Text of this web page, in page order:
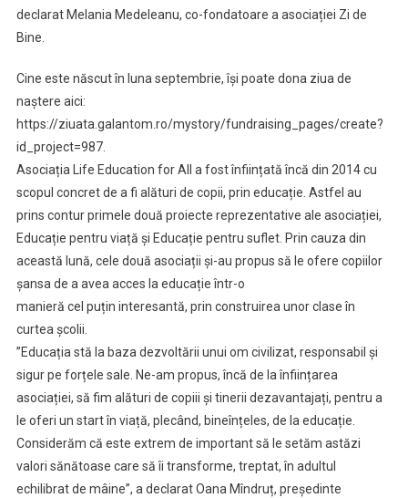
declarat Melania Medeleanu, co-fondatoare a asociației Zi de
Bine.
Cine este născut în luna septembrie, își poate dona ziua de
naștere aici:
https://ziuata.galantom.ro/mystory/fundraising_pages/create?
id_project=987.
Asociația Life Education for All a fost înființată încă din 2014 cu
scopul concret de a fi alături de copii, prin educație. Astfel au
prins contur primele două proiecte reprezentative ale asociației,
Educație pentru viață și Educație pentru suflet. Prin cauza din
această lună, cele două asociații și-au propus să le ofere copiilor
șansa de a avea acces la educație într-o
manieră cel puțin interesantă, prin construirea unor clase în
curtea școlii.
”Educația stă la baza dezvoltării unui om civilizat, responsabil și
sigur pe forțele sale. Ne-am propus, încă de la înființarea
asociației, să fim alături de copiii și tinerii dezavantajați, pentru a
le oferi un start în viață, plecând, bineînțeles, de la educație.
Considerăm că este extrem de important să le setăm astăzi
valori sănătoase care să îi transforme, treptat, în adultul
echilibrat de mâine”, a declarat Oana Mîndruț, președinte